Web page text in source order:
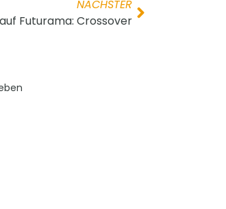
NÄCHSTER
Futurama: Crossover